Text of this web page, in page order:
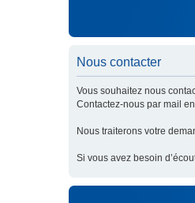
Nous contacter
Vous souhaitez nous
Contactez-nous par mail
Nous traiterons votre
Si vous avez besoin